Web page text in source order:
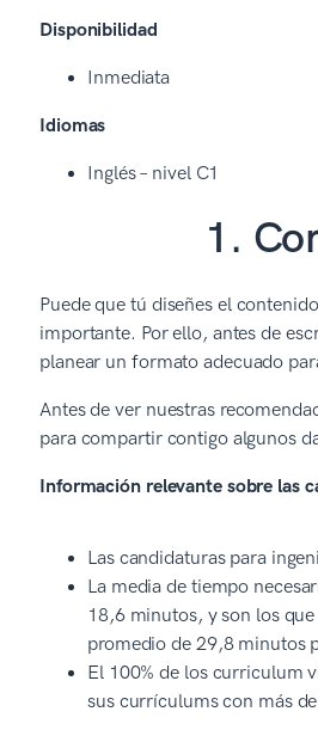
Disponibilidad
Inmediata
Idiomas
Inglés – nivel C1
1.
Puede que tú diseñes el
importante. Por ello, antes de
planear un formato adecuado
Antes de ver nuestras
para compartir contigo algunos
Información relevante sobre las
Las candidaturas para
La media de tiempo
18,6 minutos, y son los
promedio de 29,8 minutos
El 100% de los curriculum
sus currículums con más